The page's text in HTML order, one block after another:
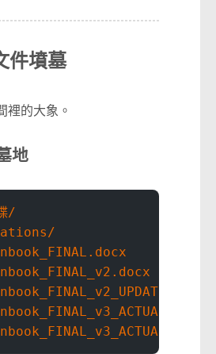
件墳墓
裡的大象。
地
/